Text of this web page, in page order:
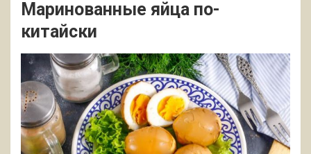
Маринованные яйца по-
китайски